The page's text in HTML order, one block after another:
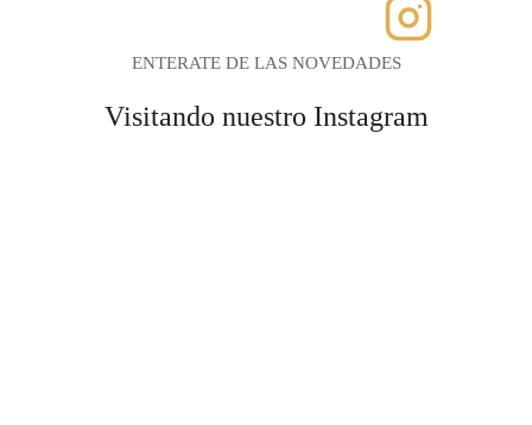
ENTERATE DE LAS NOVEDADES
Visitando nuestro Instagram